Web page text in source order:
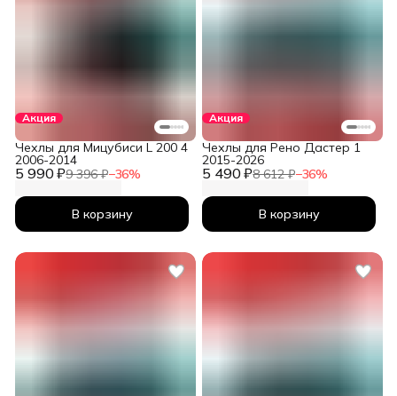
Акция
5 990 ₽9 396 ₽−36%
Чехлы для Мицубиси L 200 4
2006-2014
В корзину
Акция
5 490 ₽8 612 ₽−36%
Чехлы для Рено Дастер 1
2015-2026
В корзину